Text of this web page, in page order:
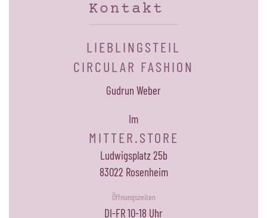
Kontakt
LIEBLINGSTEIL
CIRCULAR FASHION
Gudrun Weber
Im
MITTER.STORE
Ludwigsplatz 25b
83022 Rosenheim
Öffnungszeiten
DI-FR 10-18 Uhr